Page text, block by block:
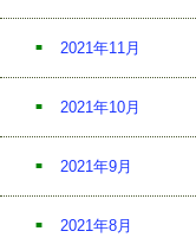
2021年11月
2021年10月
2021年9月
2021年8月